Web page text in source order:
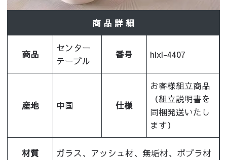
商 品 詳 細
商品
センター
テーブル
番号 hlxl-4407
産地 中国 仕様
お客様組立商品
（組立説明書を
同梱発送いたし
ます）
材質 ガラス、アッシュ材、無垢材、ポプラ材